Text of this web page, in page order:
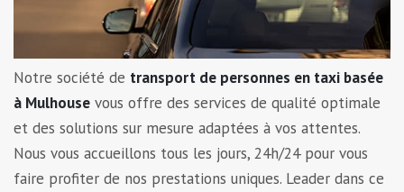
Notre société de transport de personnes en taxi basée
à Mulhouse vous offre des services de qualité optimale
et des solutions sur mesure adaptées à vos attentes.
Nous vous accueillons tous les jours, 24h/24 pour vous
faire profiter de nos prestations uniques. Leader dans ce